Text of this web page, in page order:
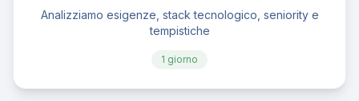
Analizziamo esigenze, stack tecnologico, seniority e
tempistiche
1 giorno